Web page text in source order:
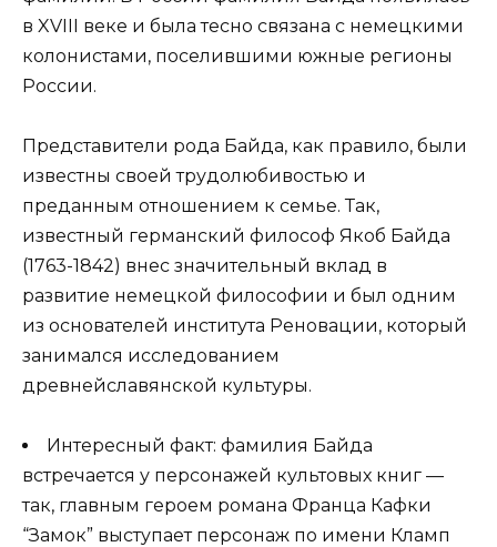
в XVIII веке и была тесно связана с немецкими
колонистами, поселившими южные регионы
России.
Представители рода Байда, как правило, были
известны своей трудолюбивостью и
преданным отношением к семье. Так,
известный германский философ Якоб Байда
(1763-1842) внес значительный вклад в
развитие немецкой философии и был одним
из основателей института Реновации, который
занимался исследованием
древнейславянской культуры.
Интересный факт: фамилия Байда
встречается у персонажей культовых книг —
так, главным героем романа Франца Кафки
“Замок” выступает персонаж по имени Кламп